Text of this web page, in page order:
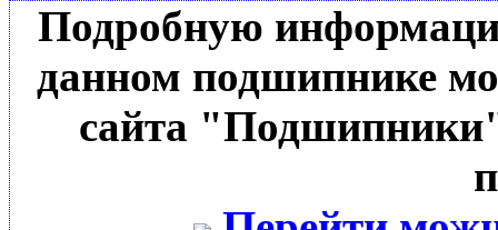
Подробную
данном подшипнике
сайта